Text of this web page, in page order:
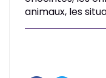
animaux, les